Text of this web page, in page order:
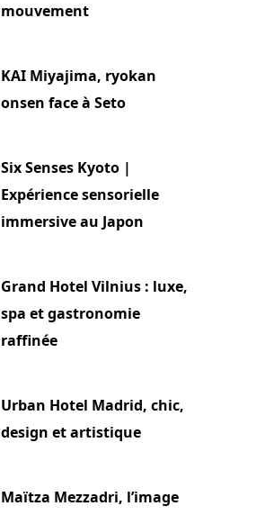
mouvement
KAI Miyajima, ryokan
onsen face à Seto
Six Senses Kyoto |
Expérience sensorielle
immersive au Japon
Grand Hotel Vilnius : luxe,
spa et gastronomie
raffinée
Urban Hotel Madrid, chic,
design et artistique
Maïtza Mezzadri, l’image